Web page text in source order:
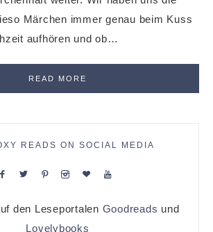
Märchen immer genau beim Kuss
aufhören und ob…
READ MORE
READS ON SOCIAL MEDIA
den Leseportalen Goodreads und
Lovelybooks